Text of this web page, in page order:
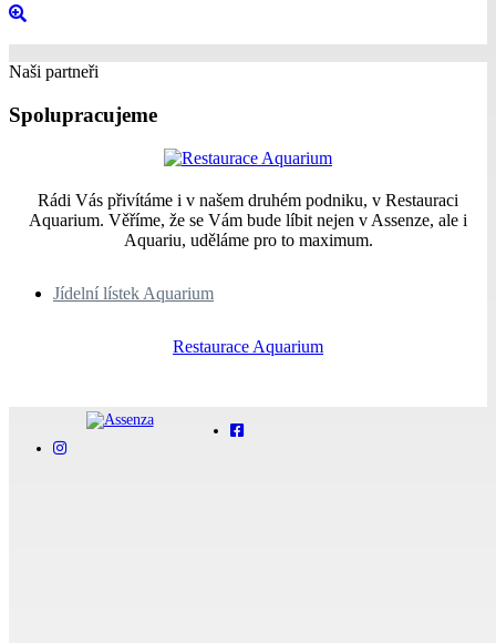
Naši partneři
Spolupracujeme
Rádi Vás přivítáme i v našem druhém podniku, v Restauraci
Aquarium. Věříme, že se Vám bude líbit nejen v Assenze, ale i
Aquariu, uděláme pro to maximum.
Jídelní lístek Aquarium
Restaurace Aquarium